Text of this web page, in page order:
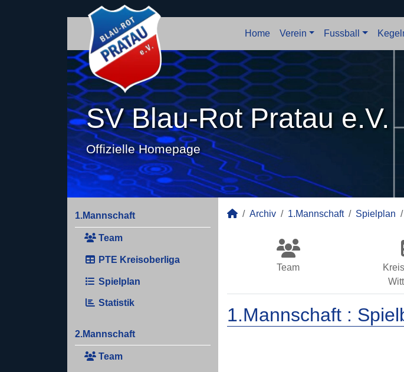
Home Verein Fussball
SV Blau-Rot Pratau e.V.
Offizielle Homepage
1.Mannschaft
Team
PTE Kreisoberliga
Spielplan
Statistik
2.Mannschaft
Team
Archiv 1.Mannschaft Spielplan
Team
1.Mannschaft :